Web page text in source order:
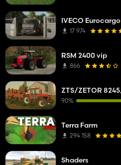
IVECO Eurocargo
17 974
RSM 2400 vip
866
90%
Terra Farm
294 158
Shaders